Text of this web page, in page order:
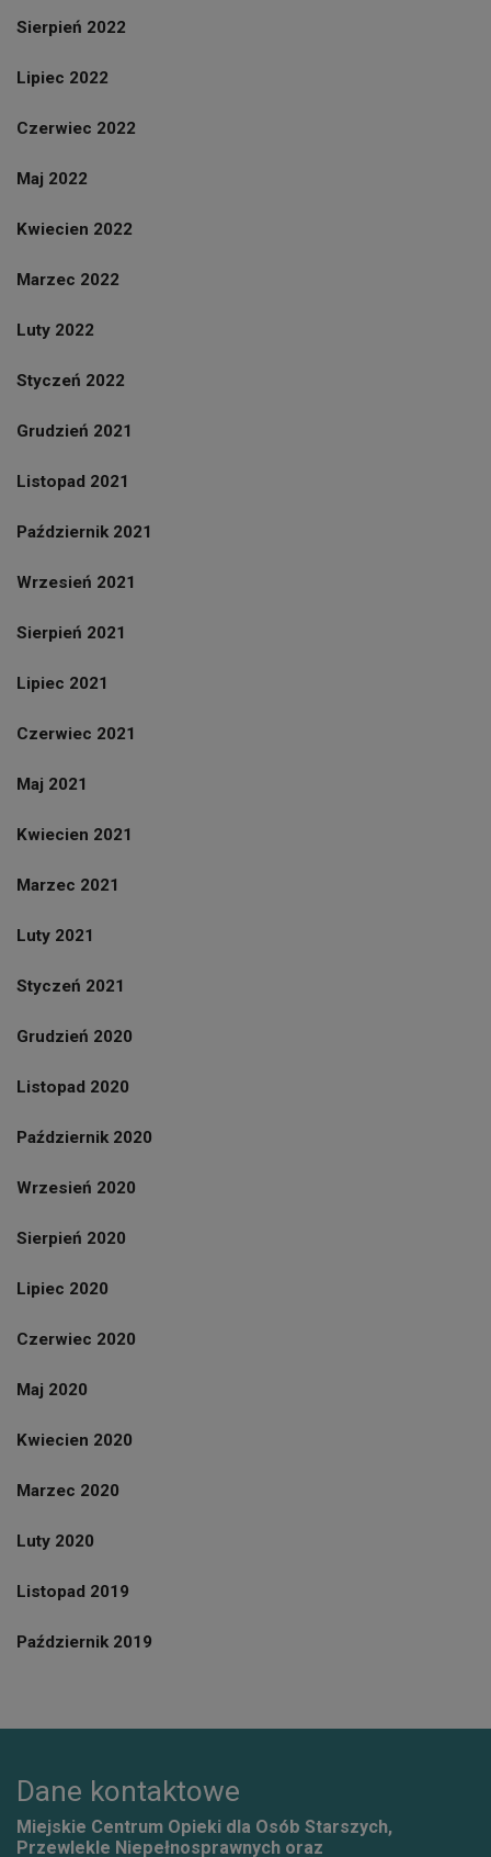
Sierpień 2022
Lipiec 2022
Czerwiec 2022
Maj 2022
Kwiecien 2022
Marzec 2022
Luty 2022
Styczeń 2022
Grudzień 2021
Listopad 2021
Październik 2021
Wrzesień 2021
Sierpień 2021
Lipiec 2021
Czerwiec 2021
Maj 2021
Kwiecien 2021
Marzec 2021
Luty 2021
Styczeń 2021
Grudzień 2020
Listopad 2020
Październik 2020
Wrzesień 2020
Sierpień 2020
Lipiec 2020
Czerwiec 2020
Maj 2020
Kwiecien 2020
Marzec 2020
Luty 2020
Listopad 2019
Październik 2019
Dane kontaktowe
Miejskie Centrum Opieki dla Osób Starszych,
Przewlekle Niepełnosprawnych oraz